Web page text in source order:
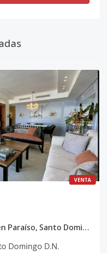
VENTA
Apartamento en Venta en Paraíso, Santo Domingo | 2 Habitaciones + Estudio | Piso Alto | Polígono Central ¿Buscas un apartament
Domingo D.N.